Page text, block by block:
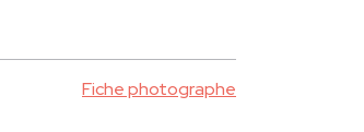
Fiche photographe